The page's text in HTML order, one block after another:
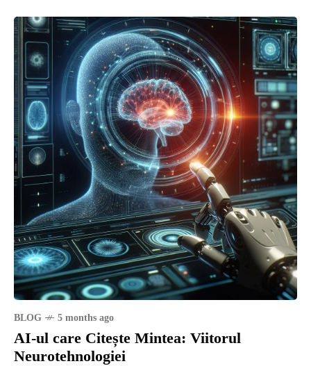
BLOG 5 months ago
AI-ul care Citește Mintea: Viitorul
Neurotehnologiei